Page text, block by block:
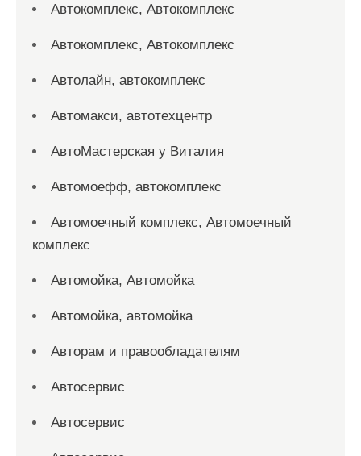
Автокомплекс, Автокомплекс
Автокомплекс, Автокомплекс
Автолайн, автокомплекс
Автомакси, автотехцентр
АвтоМастерская у Виталия
Автомоефф, автокомплекс
Автомоечный комплекс, Автомоечный
комплекс
Автомойка, Автомойка
Автомойка, автомойка
Авторам и правообладателям
Автосервис
Автосервис